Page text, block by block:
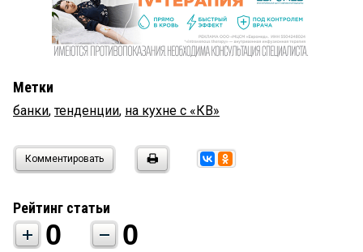
Метки
банки,тенденции, на кухне с «КВ»
Комментировать
Рейтинг статьи
0 0